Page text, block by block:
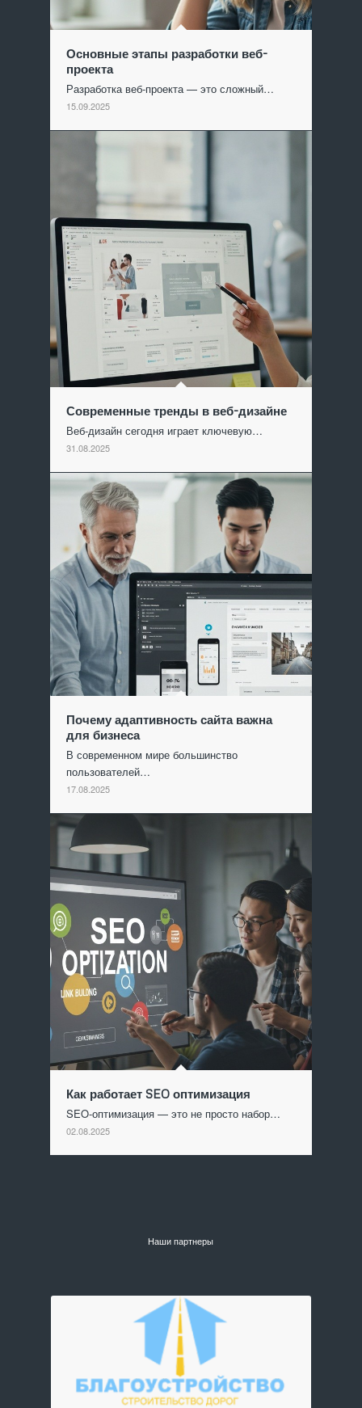
Основные этапы разработки веб-
проекта
Разработка веб-проекта — это сложный…
15.09.2025
Современные тренды в веб-дизайне
Веб-дизайн сегодня играет ключевую…
31.08.2025
Почему адаптивность сайта важна
для бизнеса
В современном мире большинство
пользователей…
17.08.2025
Как работает SEO оптимизация
SEO-оптимизация — это не просто набор…
02.08.2025
Наши партнеры